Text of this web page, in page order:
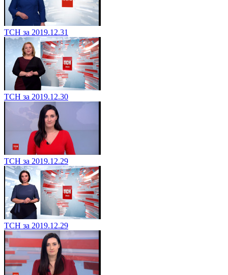
ТСН за 2019.12.31
ТСН за 2019.12.30
ТСН за 2019.12.29
ТСН за 2019.12.29